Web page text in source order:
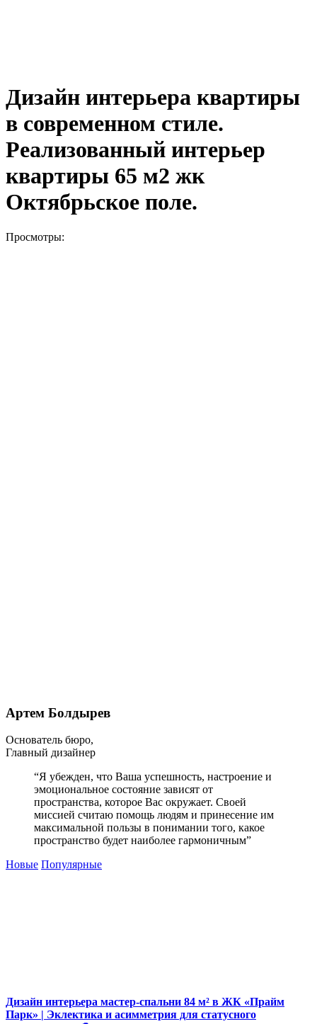
Дизайн интерьера квартиры
в современном стиле.
Реализованный интерьер
квартиры 65 м2 жк
Октябрьское поле.
Просмотры:
Артем Болдырев
Основатель бюро,
Главный дизайнер
“Я убежден, что Ваша успешность, настроение и
эмоциональное состояние зависят от
пространства, которое Вас окружает. Своей
миссией считаю помощь людям и принесение им
максимальной пользы в понимании того, какое
пространство будет наиболее гармоничным”
Новые Популярные
Дизайн интерьера мастер-спальни 84 м² в ЖК «Прайм
Парк» | Эклектика и асимметрия для статусного